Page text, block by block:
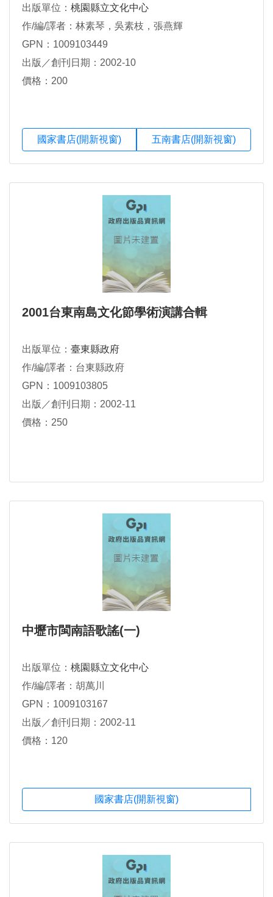
出版單位： 桃園縣立文化中心
作/編/譯者：林素琴，吳素枝，張燕輝
GPN：1009103449
出版／創刊日期：2002-10
價格：200
國家書店(開新視窗) 五南書店(開新視窗)
2001台東南島文化節學術演講合輯
出版單位： 臺東縣政府
作/編/譯者：台東縣政府
GPN：1009103805
出版／創刊日期：2002-11
價格：250
中壢市閩南語歌謠(一)
出版單位： 桃園縣立文化中心
作/編/譯者：胡萬川
GPN：1009103167
出版／創刊日期：2002-11
價格：120
國家書店(開新視窗)